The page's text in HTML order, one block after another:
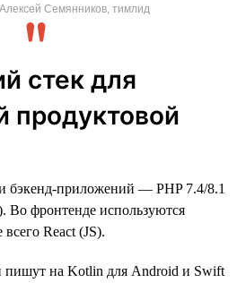
Алексей Семянников, тимлид
стек для
продуктовой
бэкенд-приложений — PHP 7.4/8.1
Во фронтенде используются
React (JS).
пишут на Kotlin для Android и Swift